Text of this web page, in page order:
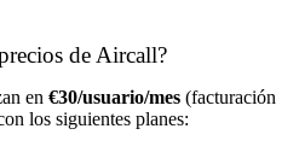
de Aircall?
en €30/usuario/mes (facturación
los siguientes planes: